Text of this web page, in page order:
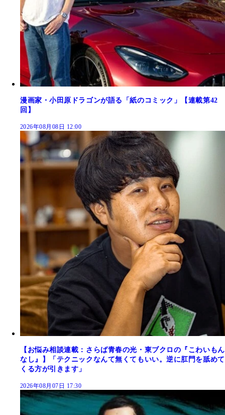
漫画家・小田原ドラゴンが語る「紙のコミック」【連載第42
回】
2026年08月08日 12:00
【お悩み相談連載：さらば青春の光・東ブクロの『こわいもん
なし』】「テクニックなんて無くてもいい。逆に肛門を舐めて
くる方が引きます」
2026年08月07日 17:30